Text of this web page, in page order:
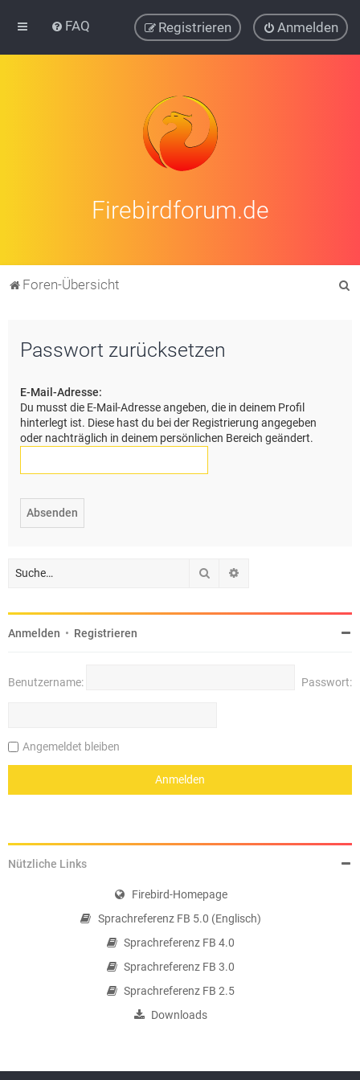
FAQ Anmelden
Registrieren
Firebirdforum.de
Foren-Übersicht
Passwort zurücksetzen
E-Mail-Adresse:
Du musst die E-Mail-Adresse angeben, die in deinem Profil
hinterlegt ist. Diese hast du bei der Registrierung angegeben
oder nachträglich in deinem persönlichen Bereich geändert.
Suche
Anmelden • Registrieren
Benutzername: Passwort:
Angemeldet bleiben
Nützliche Links
Firebird-Homepage
Sprachreferenz FB 5.0 (Englisch)
Sprachreferenz FB 4.0
Sprachreferenz FB 3.0
Sprachreferenz FB 2.5
Downloads